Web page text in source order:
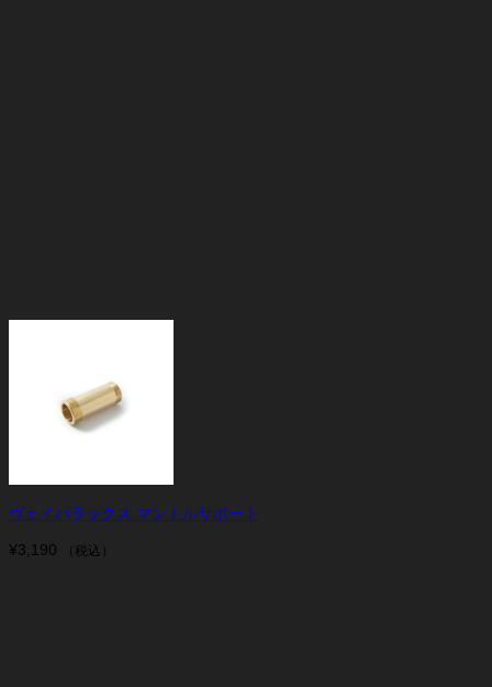
ヴェイパラックス マントルサポート
¥3,190 （税込）